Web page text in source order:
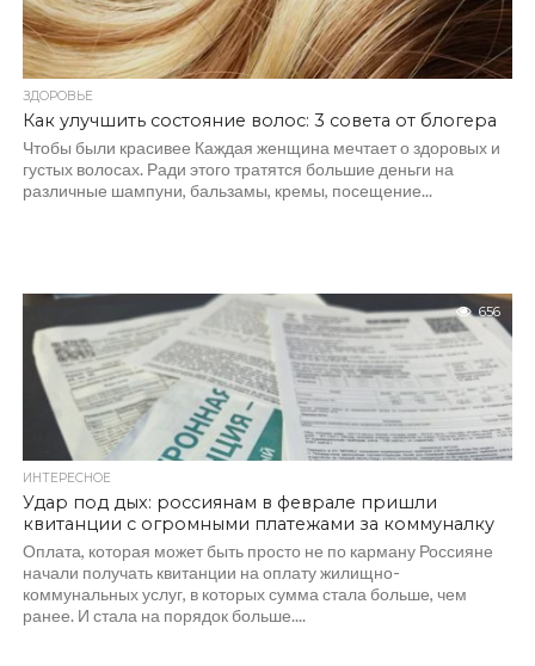
ЗДОРОВЬЕ
Как улучшить состояние волос: 3 совета от блогера
Чтобы были красивее Каждая женщина мечтает о здоровых и
густых волосах. Ради этого тратятся большие деньги на
различные шампуни, бальзамы, кремы, посещение...
656
ИНТЕРЕСНОЕ
Удар под дых: россиянам в феврале пришли
квитанции с огромными платежами за коммуналку
Оплата, которая может быть просто не по карману Россияне
начали получать квитанции на оплату жилищно-
коммунальных услуг, в которых сумма стала больше, чем
ранее. И стала на порядок больше....